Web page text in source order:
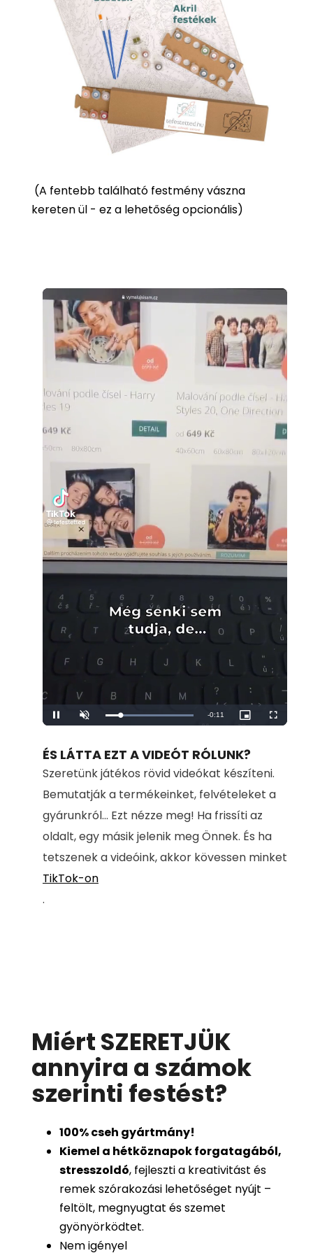
(A fentebb található festmény vászna
kereten ül - ez a lehetőség opcionális)
Pause Unmute Loaded:
100.00%
Remaining
-0:11
Picture-
in-
Fullscreen
ÉS LÁTTA EZT A VIDEÓT RÓLUNK?
Szeretünk játékos rövid videókat készíteni.
Bemutatják a termékeinket, felvételeket a
gyárunkról... Ezt nézze meg! Ha frissíti az
oldalt, egy másik jelenik meg Önnek. És ha
tetszenek a videóink, akkor kövessen minket
TikTok-on
.
Miért SZERETJÜK
annyira a számok
szerinti festést?
100%cseh gyártmány!
Kiemel a hétköznapok forgatagából,
stresszoldó, fejleszti a kreativitást és
remek szórakozási lehetőséget nyújt –
feltölt, megnyugtat és szemet
gyönyörködtet.
Nem igényel